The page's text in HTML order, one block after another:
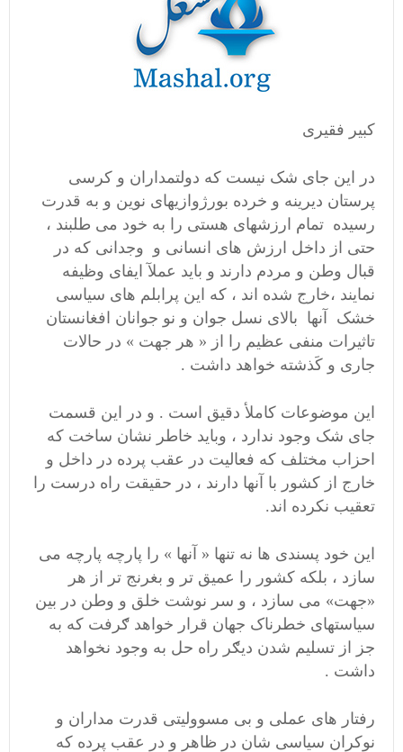
کبیر فقیری
در این جای شک نیست که دولتمداران و کرسی
پرستان دیرینه و خرده بورژوازیهای نوین و به قدرت
رسیده تمام ارزشهای هستی را به خود می طلبند ،
حتی از داخل ارزش های انسانی و وجدانی که در
قبال وطن و مردم دارند و باید عملآ ایفای وظیفه
نمایند ،خارج شده اند ، که این پرابلم های سیاسی
خشک آنها بالای نسل جوان و نو جوانان افغانستان
تاثیرات منفی عظیم را از « هر جهت » در حالات
جاری و کَذشته خواهد داشت .
این موضوعات کاملأ دقیق است . و در این قسمت
جای شک وجود ندارد ، وباید خاطر نشان ساخت که
احزاب مختلف که فعالیت در عقب پرده در داخل و
خارج از کشور با آنها دارند ، در حقیقت راه درست را
تعقیب نکرده اند.
این خود پسندی ها نه تنها « آنها » را پارچه پارچه می
سازد ، بلکه کشور را عمیق تر و بغرنج تر از هر
«جهت» می سازد ، و سر نوشت خلق و وطن در بین
سیاستهای خطرناک جهان قرار خواهد ګرفت که به
جز از تسلیم شدن دیګر راه حل به وجود نخواهد
داشت .
رفتار های عملی و بی مسوولیتی قدرت مداران و
نوکران سیاسی شان در ظاهر و در عقب پرده که